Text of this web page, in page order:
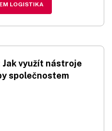
LOGISTIKA
využít nástroje
společnostem